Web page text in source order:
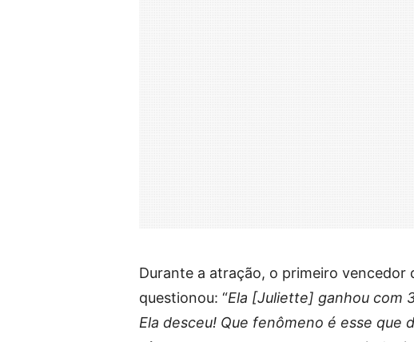
Durante a atração, o primeiro vencedor
questionou: “Ela [Juliette] ganhou com
Ela desceu! Que fenômeno é esse que